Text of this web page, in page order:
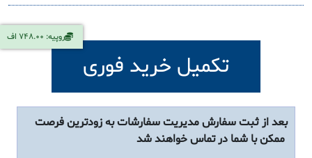
روپیه: 748.00 اف
تکمیل خرید فوری
بعد از ثبت سفارش مدیریت سفارشات به زودترین فرصت
ممکن با شما در تماس خواهند شد